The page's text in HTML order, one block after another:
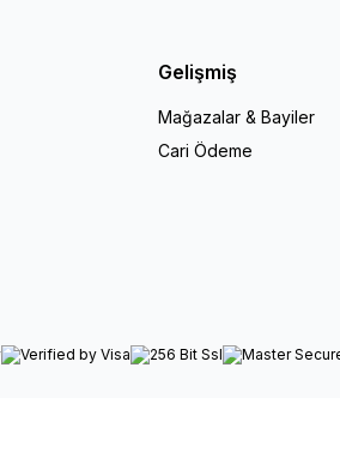
Gelişmiş
Mağazalar & Bayiler
Cari Ödeme